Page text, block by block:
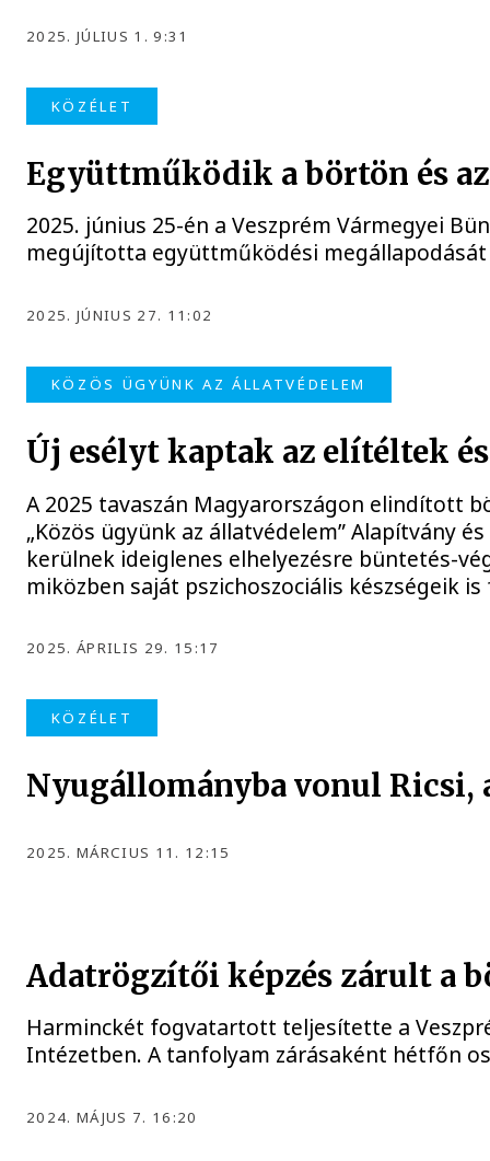
2025. JÚLIUS 1. 9:31
KÖZÉLET
Együttműködik a börtön és
2025. június 25-én a Veszprém Vármegyei
megújította együttműködési
2025. JÚNIUS 27. 11:02
KÖZÖS ÜGYÜNK AZ ÁLLATVÉDELEM
Új esélyt kaptak az elítéltek
A 2025 tavaszán Magyarországon elindított
„Közös ügyünk az állatvédelem” Alapítvány
kerülnek ideiglenes elhelyezésre büntetés-
miközben saját pszichoszociális készségeik
2025. ÁPRILIS 29. 15:17
KÖZÉLET
Nyugállományba vonul Ricsi,
2025. MÁRCIUS 11. 12:15
Adatrögzítői képzés zárult a
Harminckét fogvatartott teljesítette a
Intézetben. A tanfolyam zárásaként hétfőn
2024. MÁJUS 7. 16:20